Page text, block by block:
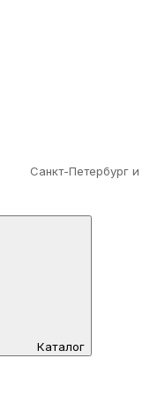
Санкт-Петербург и
Каталог